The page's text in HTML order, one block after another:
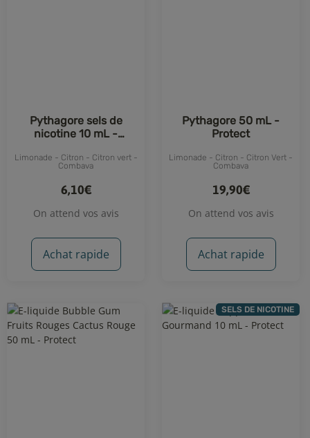
Pythagore sels de
nicotine 10 mL -
Limonade - Citron - Citron vert -
Combava
6,10€
On attend vos avis
Achat rapide
Pythagore 50 mL -
Protect
Limonade - Citron - Citron Vert -
Combava
19,90€
On attend vos avis
Achat rapide
SELS DE NICOTINE